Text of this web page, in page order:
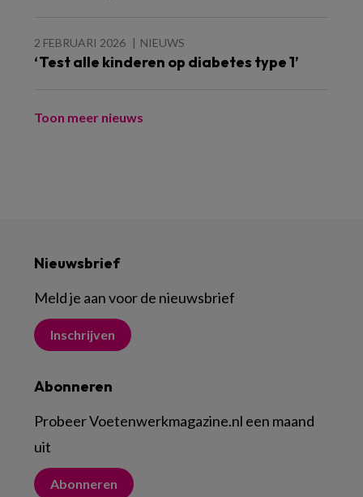
2 FEBRUARI 2026 NIEUWS
‘Test alle kinderen op diabetes type 1’
Toon meer nieuws
Nieuwsbrief
Meld je aan voor de nieuwsbrief
Inschrijven
Abonneren
Probeer Voetenwerkmagazine.nl een maand
uit
Abonneren